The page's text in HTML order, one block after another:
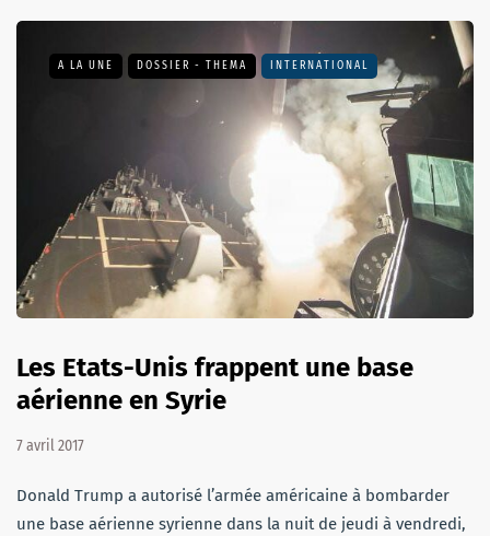
A LA UNE DOSSIER - THEMA INTERNATIONAL
Les Etats-Unis frappent une base
aérienne en Syrie
7 avril 2017
Donald Trump a autorisé l’armée américaine à bombarder
une base aérienne syrienne dans la nuit de jeudi à vendredi,